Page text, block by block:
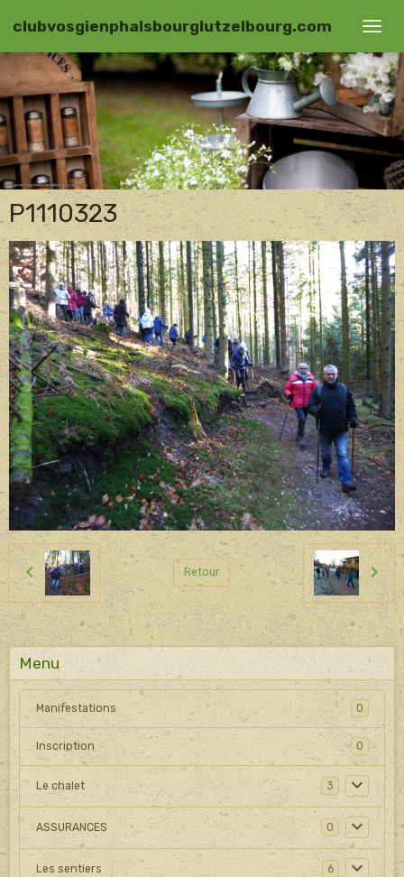
clubvosgienphalsbourglutzelbourg.com
P1110323
Retour
Menu
Manifestations 0
Inscription 0
Le chalet 3
ASSURANCES 0
Les sentiers 6